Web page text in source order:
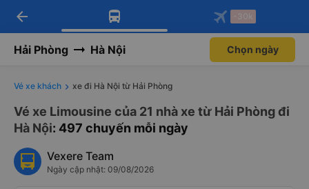
Tải app Vexere ngay!
Nhận ưu đãi thành viên độc
Mở app
Tải app Vexere
-30k/ghế khi đặt vé máy bay qua
Mở app
arrow_back -30k
Hải Phòng Hà Nội Chọn ngày
Vé xe khách xe đi Hà Nội từ Hải Phòng
Vé xe Limousine của 21 nhà xe từ Hải Phòng đi
Hà Nội: 497 chuyến mỗi ngày
Vexere Team
Ngày cập nhật: 09/08/2026